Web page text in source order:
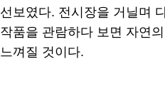
선보였다. 전시장을 거닐며
작품을 관람하다 보면 자연
느껴질 것이다.